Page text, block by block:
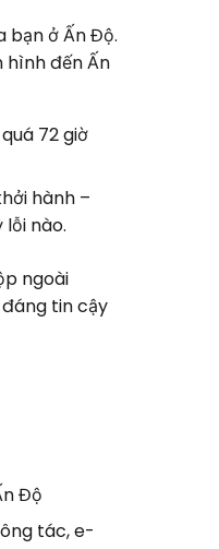
bạn ở Ấn Độ.
hình đến Ấn
72 giờ
hành –
nào.
ngoài
tin cậy
Độ
tác, e-